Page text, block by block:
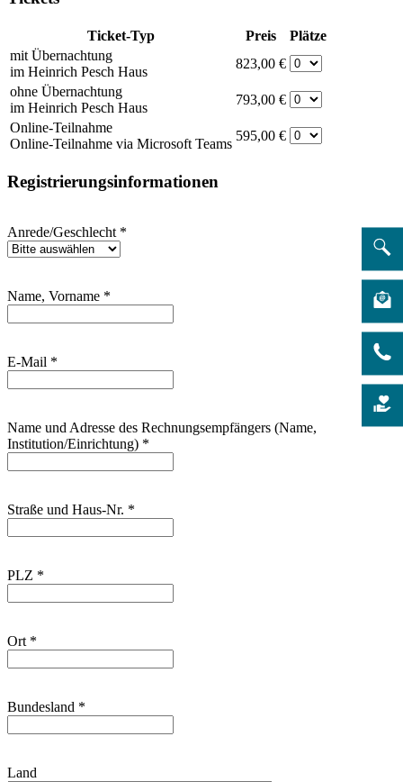
Ticket-Typ Preis
Plätze
mit Übernachtung
im Heinrich Pesch Haus
823,00 €
ohne Übernachtung
im Heinrich Pesch Haus
793,00 €
Online-Teilnahme
Online-Teilnahme via Microsoft Teams
595,00 €
Registrierungsinformationen
Anrede/Geschlecht *
Name, Vorname *
E-Mail *
Name und Adresse des Rechnungsempfängers (Name,
Institution/Einrichtung) *
Straße und Haus-Nr. *
PLZ *
Ort *
Bundesland *
Land